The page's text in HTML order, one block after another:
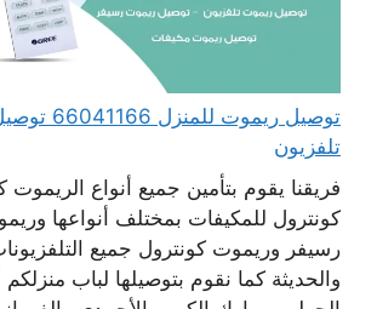
توصيل ريموت
تلفزيون
فريقنا يقوم بتأمين جميع أنواع
كونترول للمكيفات بمختلف أنواعها
رسيفر وريموت كونترول جميع
والحديثة كما نقوم بتوصيلها لباب